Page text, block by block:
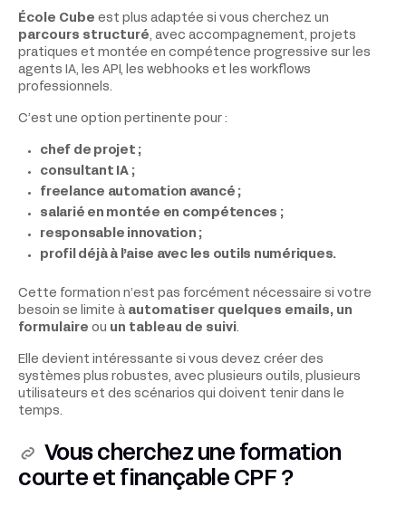
École Cube est plus adaptée si vous cherchez un
parcours structuré, avec accompagnement, projets
pratiques et montée en compétence progressive sur les
agents IA, les API, les webhooks et les workflows
professionnels.
C’est une option pertinente pour :
chef de projet ;
consultant IA ;
freelance automation avancé ;
salarié en montée en compétences ;
responsable innovation ;
profil déjà à l’aise avec les outils numériques.
Cette formation n’est pas forcément nécessaire si votre
besoin se limite à automatiser quelques emails, un
formulaire ou un tableau de suivi.
Elle devient intéressante si vous devez créer des
systèmes plus robustes, avec plusieurs outils, plusieurs
utilisateurs et des scénarios qui doivent tenir dans le
temps.
Vous cherchez une formation
courte et finançable CPF ?